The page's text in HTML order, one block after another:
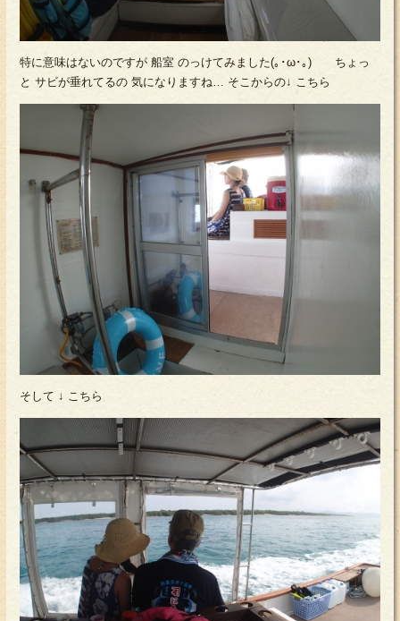
特に意味はないのですが 船室 のっけてみました(｡･ω･｡) ちょっ
と サビが垂れてるの 気になりますね… そこからの↓ こちら
そして ↓ こちら